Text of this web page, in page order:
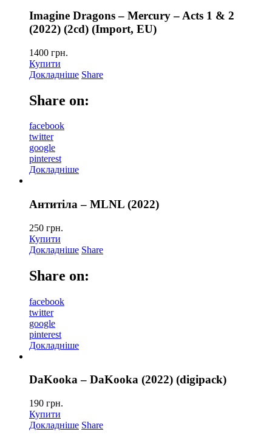
Imagine Dragons – Mercury – Acts 1 & 2
(2022) (2cd) (Import, EU)
1400 грн.
Купити
Докладніше Share
Share on:
facebook
twitter
google
pinterest
Докладніше
Антитіла – MLNL (2022)
250 грн.
Купити
Докладніше Share
Share on:
facebook
twitter
google
pinterest
Докладніше
DaKooka – DaKooka (2022) (digipack)
190 грн.
Купити
Докладніше Share